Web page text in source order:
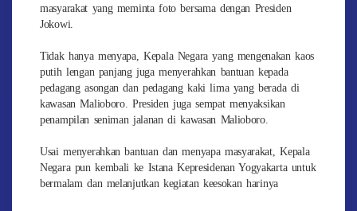
masyarakat yang meminta foto bersama dengan Presiden
Jokowi.
Tidak hanya menyapa, Kepala Negara yang mengenakan kaos
putih lengan panjang juga menyerahkan bantuan kepada
pedagang asongan dan pedagang kaki lima yang berada di
kawasan Malioboro. Presiden juga sempat menyaksikan
penampilan seniman jalanan di kawasan Malioboro.
Usai menyerahkan bantuan dan menyapa masyarakat, Kepala
Negara pun kembali ke Istana Kepresidenan Yogyakarta untuk
bermalam dan melanjutkan kegiatan keesokan harinya